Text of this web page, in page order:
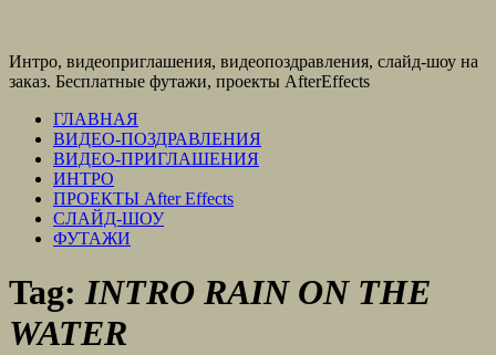
Интро, видеоприглашения, видеопоздравления, слайд-шоу на
заказ. Бесплатные футажи, проекты AfterEffects
ГЛАВНАЯ
ВИДЕО-ПОЗДРАВЛЕНИЯ
ВИДЕО-ПРИГЛАШЕНИЯ
ИНТРО
ПРОЕКТЫ After Effects
СЛАЙД-ШОУ
ФУТАЖИ
Tag: INTRO RAIN ON THE
WATER